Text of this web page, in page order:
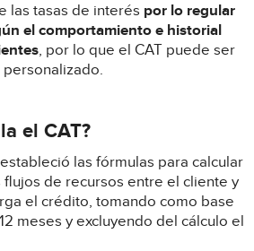
las tasas de interés por lo regular
el comportamiento e historial
, por lo que el CAT puede ser
personalizado.
el CAT?
las fórmulas para calcular
flujos de recursos entre el cliente y
el crédito, tomando como base
meses y excluyendo del cálculo el